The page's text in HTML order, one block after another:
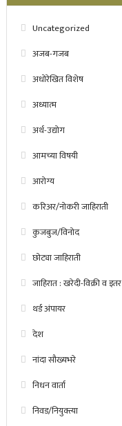
Uncategorized
अजब-गजब
अधोरेखित विशेष
अध्यात्म
अर्थ-उद्योग
आमच्या विषयी
आरोग्य
करिअर/नोकरी जाहिराती
कुजबुज/विनोद
छोट्या जाहिराती
जाहिरात : खरेदी-विक्री व इतर
थर्ड अंपायर
देश
नांदा सौख्यभरे
निधन वार्ता
निवड/नियुक्त्या